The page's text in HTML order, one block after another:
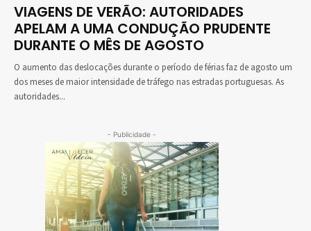
VIAGENS DE VERÃO: AUTORIDADES
APELAM A UMA CONDUÇÃO PRUDENTE
DURANTE O MÊS DE AGOSTO
O aumento das deslocações durante o período de férias faz de agosto um
dos meses de maior intensidade de tráfego nas estradas portuguesas. As
autoridades...
- Publicidade -